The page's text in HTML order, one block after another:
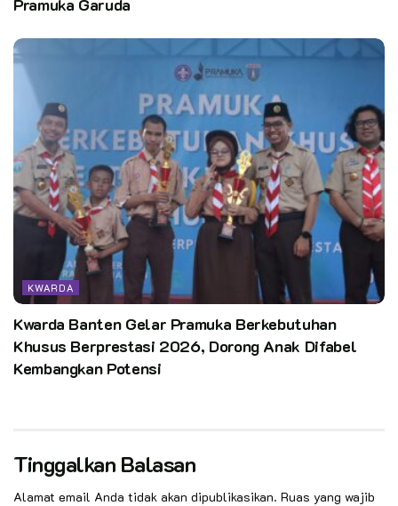
KWARDA
Kwarda Banten Gelar Pramuka Berkebutuhan
Khusus Berprestasi 2026, Dorong Anak Difabel
Kembangkan Potensi
Tinggalkan Balasan
Alamat email Anda tidak akan dipublikasikan. Ruas yang wajib